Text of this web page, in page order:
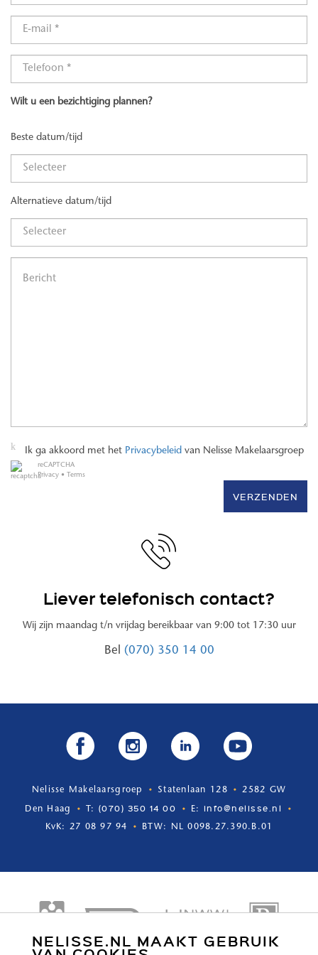
NELISSE.NL MAAKT GEBRUIK
Wilt u een bezichtiging plannen?
Beste datum/tijd
Alternatieve datum/tijd
Ik ga akkoord met het Privacybeleid van Nelisse Makelaarsgroep
reCAPTCHA
Privacy • Terms
VERZENDEN
Liever telefonisch contact?
Wij zijn maandag t/n vrijdag bereikbaar van 9:00 tot 17:30 uur
Bel (070) 350 14 00
Nelisse Makelaarsgroep Statenlaan 128 2582 GW
Den Haag T: (070) 350 14 00 E: info@nelisse.nl
KvK: 27 08 97 94 BTW: NL 0098.27.390.B.01